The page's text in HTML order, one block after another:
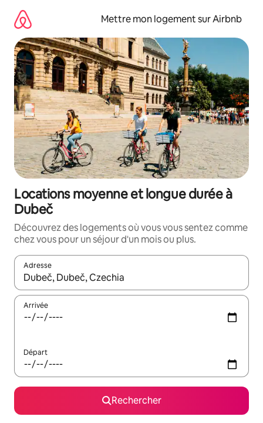
directement
contenu
Mettre mon logement sur Airbnb
Locations moyenne et longue durée à
Dubeč
Découvrez des logements où vous vous sentez comme
chez vous pour un séjour d'un mois ou plus.
Adresse
Lorsque les résultats s'affichent, utilisez les flèches vers le
Arrivée
Départ
Rechercher